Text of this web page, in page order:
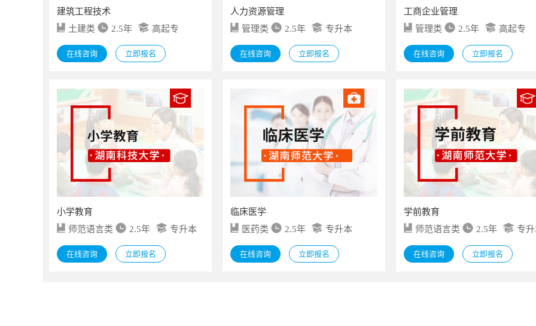
建筑工程技术
土建类
2.5年 高起专
在线咨询 立即报名
人力资源管理
管理类
2.5年 专升本
在线咨询 立即报名
工商企业管理
管理类
2.5年 高起专
在线咨询 立即报名
小学教育
师范语言类
2.5年 专升本
在线咨询 立即报名
临床医学
医药类
2.5年 专升本
在线咨询 立即报名
学前教育
师范语言类
2.5年 专
在线咨询 立即报名